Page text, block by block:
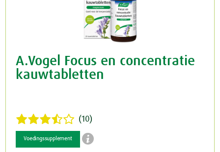
A.Vogel Focus en concentratie
kauwtabletten
(10)
Voedingssupplement 